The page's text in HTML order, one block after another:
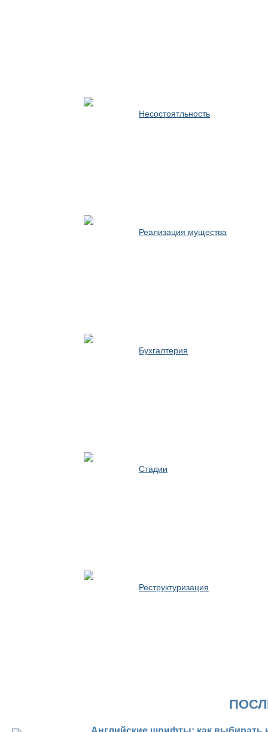
Несостоятльность
Реализация мущества
Бухгалтерия
Стадии
Реструктуризация